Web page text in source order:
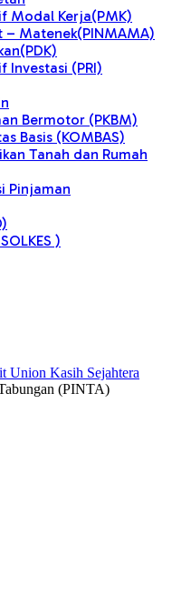
Modal Kerja(PMK)
– Matenek(PINMAMA)
Investasi (PRI)
Bermotor (PKBM)
Basis (KOMBAS)
Tanah dan Rumah
Pinjaman
)
(PINTA)